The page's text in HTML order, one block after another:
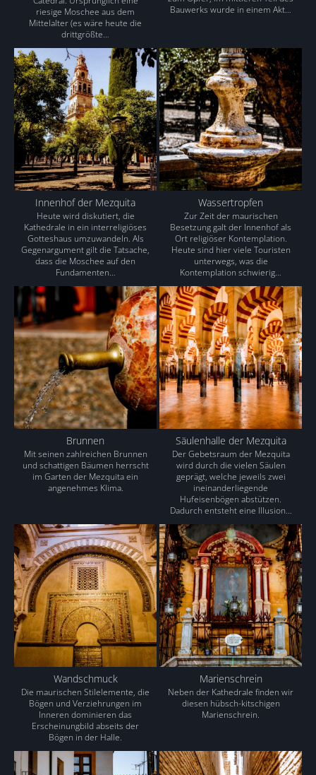
riesige Moschee aus dem
Mittelalter (es wäre heute die
drittgrößte…
Bauwerks wurde in einem Akt…
Innenhof der Mezquita
Heute wird diskutiert, die
Kathedrale in ein interreligiöses
Gotteshaus umzuwandeln. Als
Gegenargument gilt die Tatsache,
dass die Moschee auf den
Fundamenten…
Wassertropfen
Zur Zeit der maurischen
Besetzung galt der Innenhof als
Ort religiöser Kontemplation.
Heute sind hier viele Touristen
unterwegs, was die
Kontemplation schwierig…
Brunnen
Mit seinen zahlreichen Brunnen
und schattigen Bäumen herrscht
im Garten der Mezquita ein
angenehmes Klima.
Säulenhalle der Mezquita
Der Gebetsraum der Mezquita
wird durch die vielen Säulen
geprägt, welche jeweils zwei
ineinanderliegende
Hufeisenbögen abstützen.
Dadurch entsteht eine Illusion…
Wandschmuck
Die maurischen Stilelemente, die
Bögen und Verziehrungen im
Inneren dominieren das
Erscheinungbild abseits der
Bögen in der Halle.
Marienschrein
Neben der Kathedrale finden wir
diesen hübsch-kitschigen
Marienschrein.